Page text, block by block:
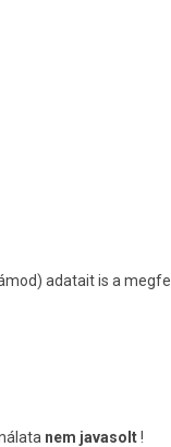
adatait is a
nem javasolt!